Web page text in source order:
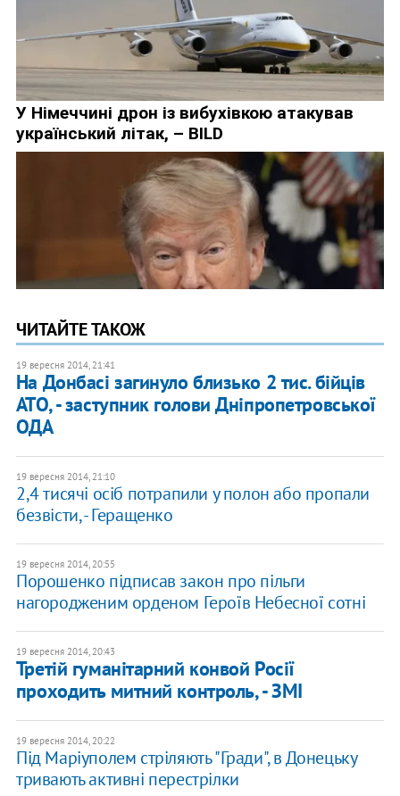
ЧИТАЙТЕ ТАКОЖ
19 вересня 2014, 21:41
На Донбасі загинуло близько 2 тис. бійців
АТО, - заступник голови Дніпропетровської
ОДА
19 вересня 2014, 21:10
2,4 тисячі осіб потрапили у полон або пропали
безвісти, - Геращенко
19 вересня 2014, 20:55
Порошенко підписав закон про пільги
нагородженим орденом Героїв Небесної сотні
19 вересня 2014, 20:43
Третій гуманітарний конвой Росії
проходить митний контроль, - ЗМІ
19 вересня 2014, 20:22
Під Маріуполем стріляють "Гради", в Донецьку
тривають активні перестрілки